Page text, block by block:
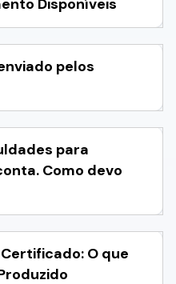
Disponíveis
pelos
para
Como devo
O que